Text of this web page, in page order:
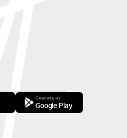
Скачать из
Google Play